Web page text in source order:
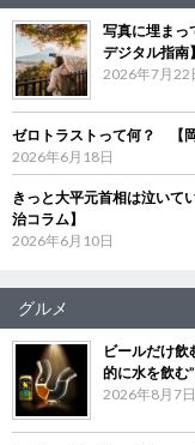
写真に埋ま
デジタル指南】
2026年7月22
ゼロトラストって何？ 【
2026年6月18日
きっと大平元首相は泣い
治コラム】
2026年6月10日
グルメ
ビールだけ
的に水を飲む
2026年8月7日